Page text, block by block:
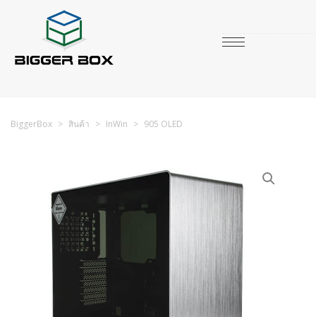
BiggerBox > สินค้า > InWin > 905 OLED